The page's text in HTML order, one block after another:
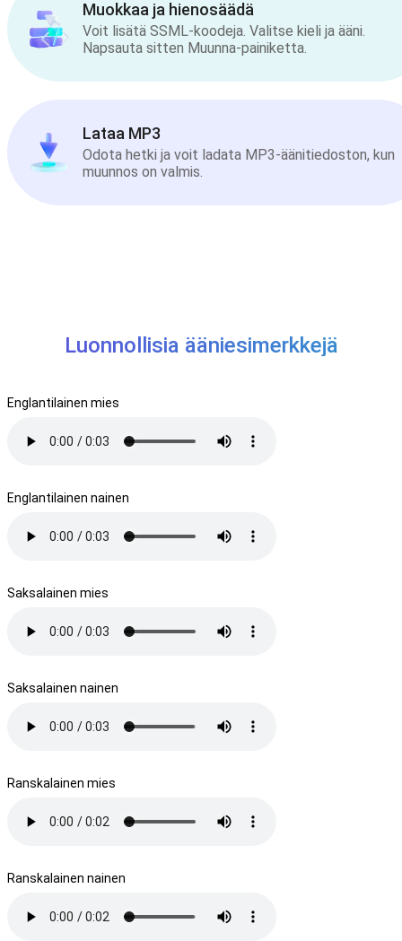
Muokkaa ja hienosäädä
Voit lisätä SSML-koodeja. Valitse kieli ja ääni.
Napsauta sitten Muunna-painiketta.
Lataa MP3
Odota hetki ja voit ladata MP3-äänitiedoston, kun
muunnos on valmis.
Luonnollisia ääniesimerkkejä
Englantilainen mies
Englantilainen nainen
Saksalainen mies
Saksalainen nainen
Ranskalainen mies
Ranskalainen nainen